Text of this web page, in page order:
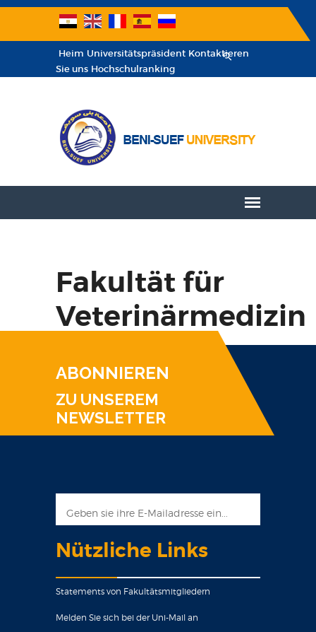
Heim Universitätspräsident Kontaktieren
Sie uns Hochschulranking
Fakultät für
Veterinärmedizin
ABONNIEREN
ZU UNSEREM
NEWSLETTER
Nützliche Links
Statements von Fakultätsmitgliedern
Melden Sie sich bei der Uni-Mail an